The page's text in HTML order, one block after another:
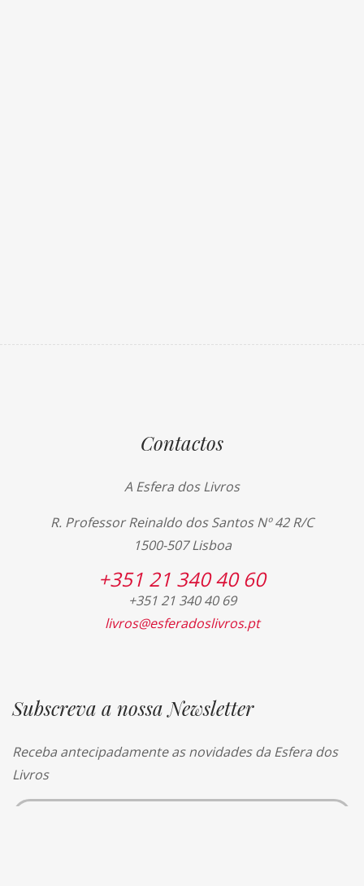
Contactos
A Esfera dos Livros
R. Professor Reinaldo dos Santos Nº 42 R/C
1500-507 Lisboa
+351 21 340 40 60
+351 21 340 40 69
livros@esferadoslivros.pt
Subscreva a nossa Newsletter
Receba antecipadamente as novidades da Esfera dos
Livros